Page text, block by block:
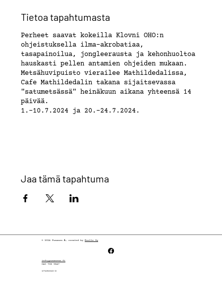
Tietoa tapahtumasta
Perheet saavat kokeilla Klovni OHO:n
ohjeistuksella ilma-akrobatiaa,
tasapainoilua, jongleerausta ja kehonhuoltoa
hauskasti pellen antamien ohjeiden mukaan.
Metsähuvipuisto vierailee Mathildedalissa,
Cafe Mathildedalin takana sijaitsevassa
"satumetsässä" heinäkuun aikana yhteensä 14
päivää.
1.-10.7.2024 ja 20.-24.7.2024.
Jaa tämä tapahtuma
© 2024 Punanen Ä, created by Koolle Oy
info@punanena.fi
040 708 9847
17105310-0